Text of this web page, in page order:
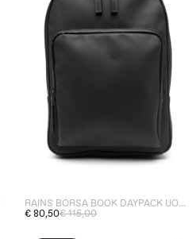
RAINS BORSA BOOK DAYPACK UOMO NERO
€ 80,50€ 115,00